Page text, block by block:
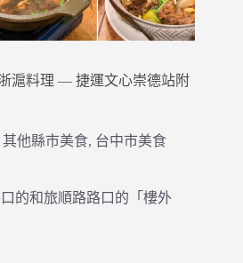
滬料理 — 捷運文心崇德站附
其他縣市美食, 台中市美食
的和旅順路路口的「樓外